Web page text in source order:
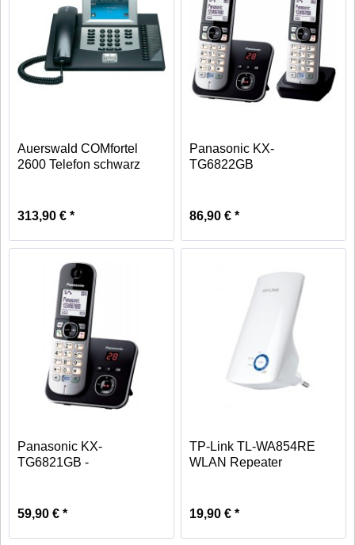
Auerswald COMfortel
2600 Telefon schwarz
313,90 € *
Panasonic KX-
TG6822GB
86,90 € *
Panasonic KX-
TG6821GB -
59,90 € *
TP-Link TL-WA854RE
WLAN Repeater
19,90 € *